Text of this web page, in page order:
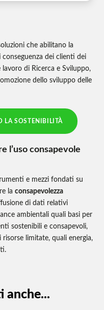
che abilitano la
dei clienti dei
di Ricerca e Sviluppo,
dello sviluppo delle
LA SOSTENIBILITÀ
l’uso consapevole
e mezzi fondati su
la consapevolezza
di dati relativi
ambientali quali basi per
sostenibili e consapevoli,
limitate, quali energia,
anche...